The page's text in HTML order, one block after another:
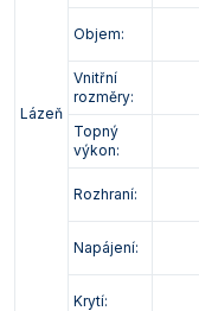
Lázeň
Objem:
Vnitřní
rozměry:
Topný
výkon:
Rozhraní:
Napájení:
Krytí: